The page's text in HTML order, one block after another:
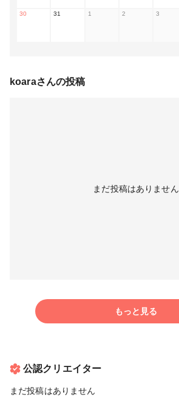
30 31 1 2 3
koaraさんの投稿
まだ投稿はありません
もっと見る
公認クリエイター
まだ投稿はありません